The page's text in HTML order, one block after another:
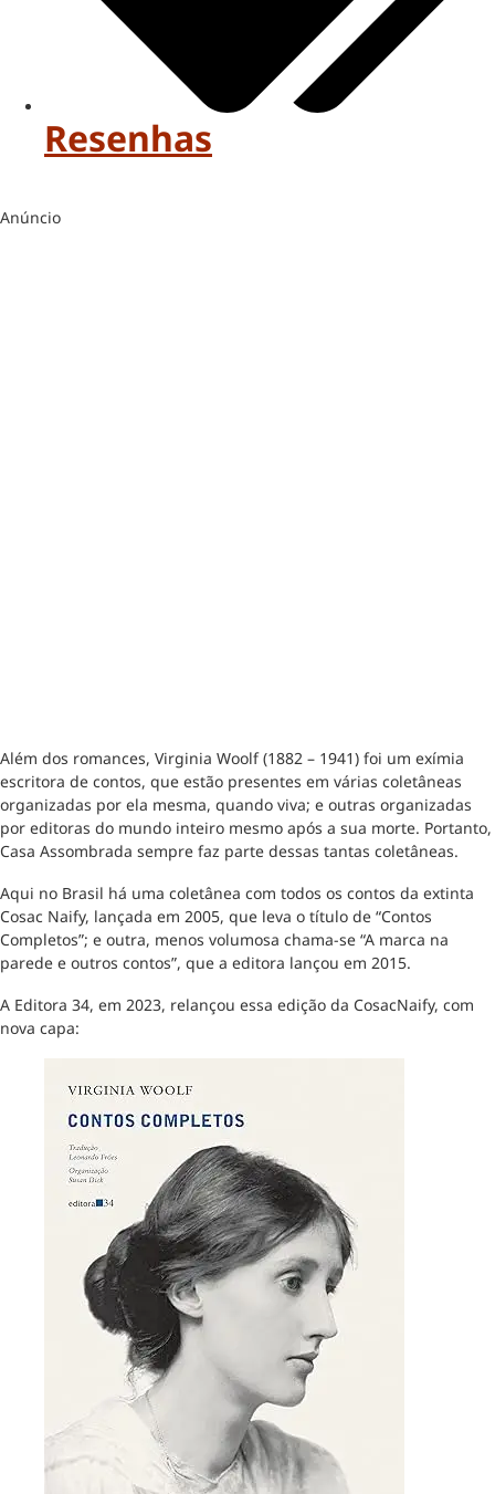
Resenhas
Anúncio
Além dos romances, Virginia Woolf (1882 – 1941) foi um exímia
escritora de contos, que estão presentes em várias coletâneas
organizadas por ela mesma, quando viva; e outras organizadas
por editoras do mundo inteiro mesmo após a sua morte. Portanto,
Casa Assombrada sempre faz parte dessas tantas coletâneas.
Aqui no Brasil há uma coletânea com todos os contos da extinta
Cosac Naify, lançada em 2005, que leva o título de “Contos
Completos”; e outra, menos volumosa chama-se “A marca na
parede e outros contos”, que a editora lançou em 2015.
A Editora 34, em 2023, relançou essa edição da CosacNaify, com
nova capa: